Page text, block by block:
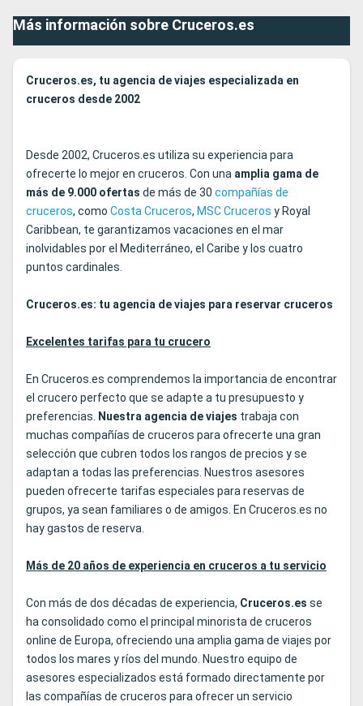
Más información sobre Cruceros.es
Cruceros.es, tu agencia de viajes especializada en
cruceros desde 2002
Desde 2002, Cruceros.es utiliza su experiencia para
ofrecerte lo mejor en cruceros. Con una amplia gama de
más de 9.000 ofertas de más de 30 compañías de
cruceros, como Costa Cruceros, MSC Cruceros y Royal
Caribbean, te garantizamos vacaciones en el mar
inolvidables por el Mediterráneo, el Caribe y los cuatro
puntos cardinales.
Cruceros.es: tu agencia de viajes para reservar cruceros
Excelentes tarifas para tu crucero
En Cruceros.es comprendemos la importancia de encontrar
el crucero perfecto que se adapte a tu presupuesto y
preferencias. Nuestra agencia de viajes trabaja con
muchas compañías de cruceros para ofrecerte una gran
selección que cubren todos los rangos de precios y se
adaptan a todas las preferencias. Nuestros asesores
pueden ofrecerte tarifas especiales para reservas de
grupos, ya sean familiares o de amigos. En Cruceros.es no
hay gastos de reserva.
Más de 20 años de experiencia en cruceros a tu servicio
Con más de dos décadas de experiencia, Cruceros.es se
ha consolidado como el principal minorista de cruceros
online de Europa, ofreciendo una amplia gama de viajes por
todos los mares y ríos del mundo. Nuestro equipo de
asesores especializados está formado directamente por
las compañías de cruceros para ofrecer un servicio